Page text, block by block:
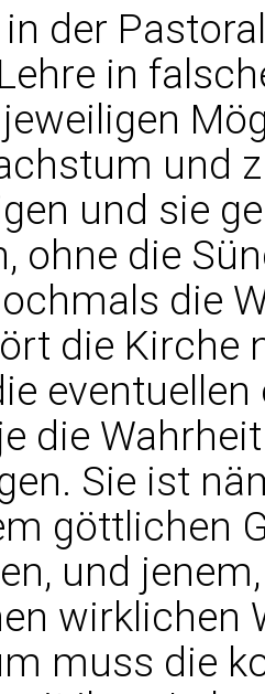
der
in
und
und sie
ohne die
die
die
die
Sie ist
göttlichen
und
wirklichen
muss die